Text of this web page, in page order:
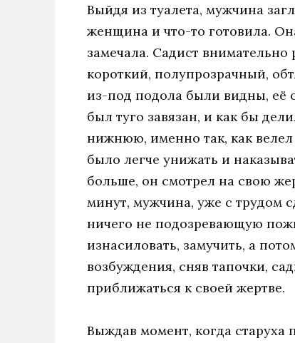
Выйдя из туалета, мужчина
женщина и что-то готовила.
замечала. Садист
короткий, полупрозрачный,
из-под подола были видны, её
был туго завязан, и как бы
нижнюю, именно так, как
было легче унижать и
больше, он смотрел на свою
минут, мужчина, уже с трудом
ничего не подозревающую
изнасиловать, замучить, а
возбуждения, сняв тапочки,
приближаться к своей жертве.
Выждав момент, когда старуха